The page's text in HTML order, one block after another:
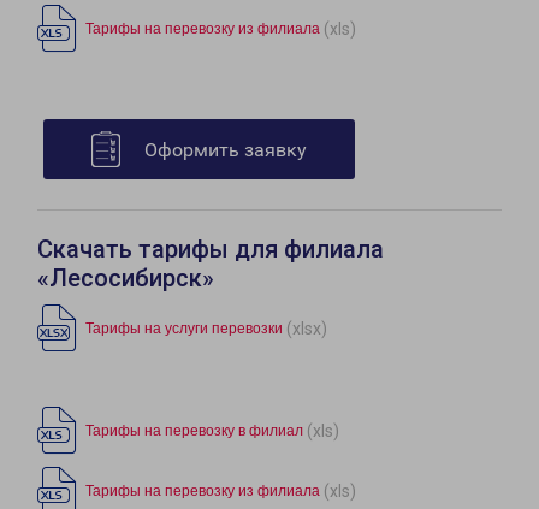
Тарифы на перевозку из филиала (xls)
Оформить заявку
Скачать тарифы для филиала
«Лесосибирск»
Тарифы на услуги перевозки (xlsx)
Тарифы на перевозку в филиал (xls)
Тарифы на перевозку из филиала (xls)